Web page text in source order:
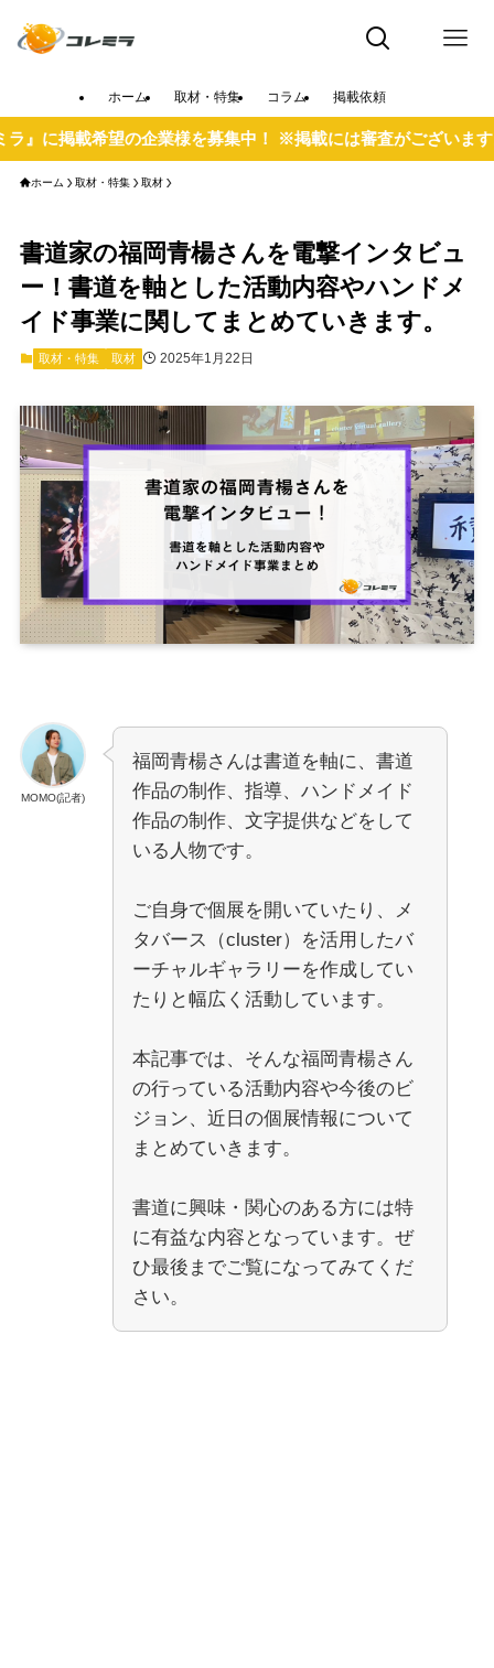
ホーム 取材・特集 コラム 掲載依頼
業様を募集中！ ※掲載には審査がございます。
ホーム 取材・特集 取材
書道家の福岡青楊さんを電撃インタビュ
ー！書道を軸とした活動内容やハンドメ
イド事業に関してまとめていきます。
取材・特集 取材 2025年1月22日
MOMO(記者)
福岡青楊さんは書道を軸に、書道
作品の制作、指導、ハンドメイド
作品の制作、文字提供などをして
いる人物です。
ご自身で個展を開いていたり、メ
タバース（cluster）を活用したバ
ーチャルギャラリーを作成してい
たりと幅広く活動しています。
本記事では、そんな福岡青楊さん
の行っている活動内容や今後のビ
ジョン、近日の個展情報について
まとめていきます。
書道に興味・関心のある方には特
に有益な内容となっています。ぜ
ひ最後までご覧になってみてくだ
さい。